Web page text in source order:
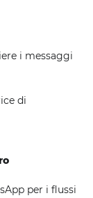
i messaggi
di
per i flussi